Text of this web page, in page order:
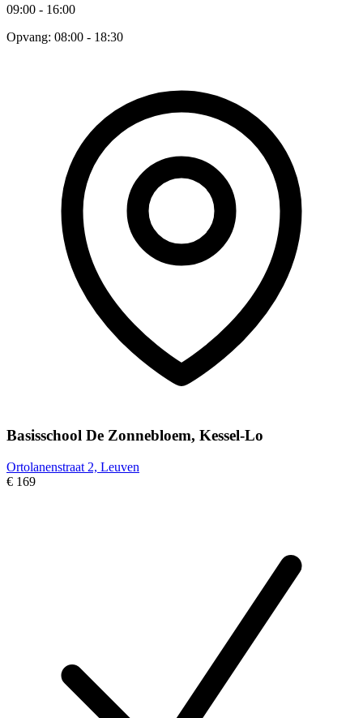
09:00 - 16:00
Opvang: 08:00 - 18:30
Basisschool De Zonnebloem, Kessel-Lo
Ortolanenstraat 2, Leuven
€ 169